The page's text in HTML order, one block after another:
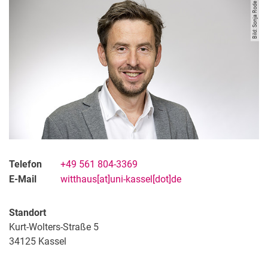
Bild: Sonja Rode
Telefon
+49 561 804-3369
E-Mail
witthaus[at]uni-kassel[dot]de
Standort
Kurt-Wolters-Straße 5
34125 Kassel